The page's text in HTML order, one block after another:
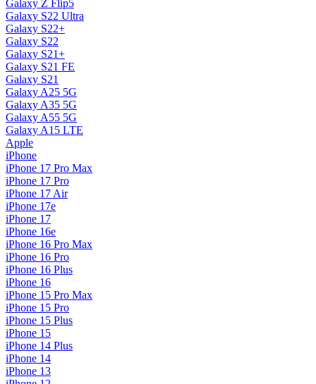
Galaxy Z Flip5
Galaxy S22 Ultra
Galaxy S22+
Galaxy S22
Galaxy S21+
Galaxy S21 FE
Galaxy S21
Galaxy A25 5G
Galaxy A35 5G
Galaxy A55 5G
Galaxy A15 LTE
Apple
iPhone
iPhone 17 Pro Max
iPhone 17 Pro
iPhone 17 Air
iPhone 17e
iPhone 17
iPhone 16e
iPhone 16 Pro Max
iPhone 16 Pro
iPhone 16 Plus
iPhone 16
iPhone 15 Pro Max
iPhone 15 Pro
iPhone 15 Plus
iPhone 15
iPhone 14 Plus
iPhone 14
iPhone 13